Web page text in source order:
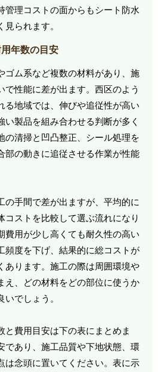
管理コストの面からもシート防水
られます。
年数の目安
ゴム系など複数の材料があり、施
で性能に差が出ます。西区のよう
る地域では、伸びや追従性が高い
い製品を組み合わせる判断が多く
の清掃と凹凸整正、シール処理を
部の動きに追従させる作業が性能
の手間で差が出ますが、平均的に
コストを比較して選ぶ流れになり
費用が少し高くても耐久性の高い
頻度を下げ、結果的に総コストが
あります。施工の際は周囲環境や
え、どの材料をどの部位に使うか
でしょう。
と費用目安は下の表にまとめま
であり、施工品質や下地状態、環
は念頭に置いてください。表に示